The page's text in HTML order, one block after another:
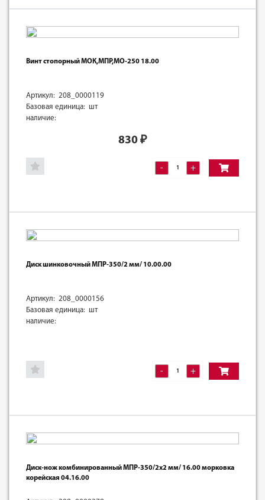
Винт стопорный МОК,МПР,МО-250 18.00
Артикул: 208_0000119
Базовая единица: шт
наличие:
830 ₽
- +
Диск шинковочный МПР-350/2 мм/ 10.00.00
Артикул: 208_0000156
Базовая единица: шт
наличие:
- +
Диск-нож комбинированный МПР-350/2х2 мм/ 16.00 морковка
корейская 04.16.00